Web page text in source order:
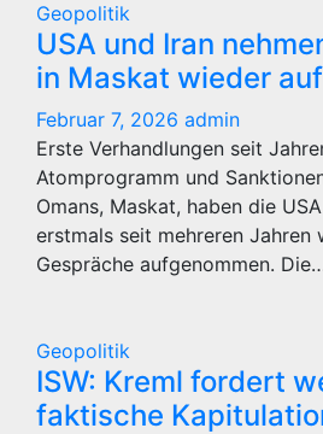
Geopolitik
USA und Iran
in Maskat wieder auf
Februar 7, 2026 admin
Erste Verhandlungen seit
Atomprogramm und
Omans, Maskat, haben die
erstmals seit mehreren Jahren
Gespräche aufgenommen.
Geopolitik
ISW: Kreml fordert
faktische